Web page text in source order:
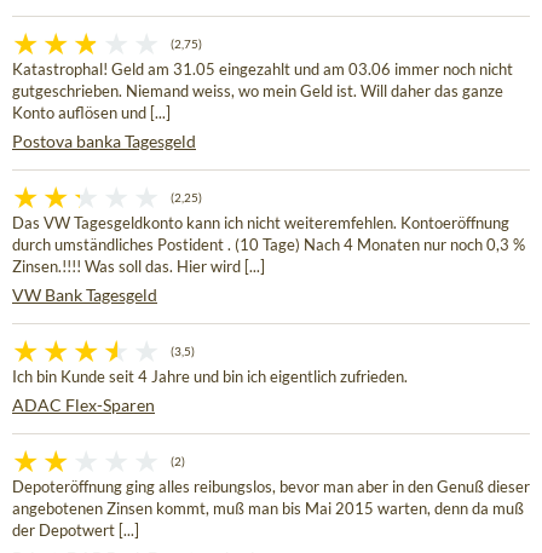
(2,75)
Katastrophal! Geld am 31.05 eingezahlt und am 03.06 immer noch nicht
gutgeschrieben. Niemand weiss, wo mein Geld ist. Will daher das ganze
Konto auflösen und [...]
Postova banka Tagesgeld
(2,25)
Das VW Tagesgeldkonto kann ich nicht weiteremfehlen. Kontoeröffnung
durch umständliches Postident . (10 Tage) Nach 4 Monaten nur noch 0,3 %
Zinsen.!!!! Was soll das. Hier wird [...]
VW Bank Tagesgeld
(3,5)
Ich bin Kunde seit 4 Jahre und bin ich eigentlich zufrieden.
ADAC Flex-Sparen
(2)
Depoteröffnung ging alles reibungslos, bevor man aber in den Genuß dieser
angebotenen Zinsen kommt, muß man bis Mai 2015 warten, denn da muß
der Depotwert [...]